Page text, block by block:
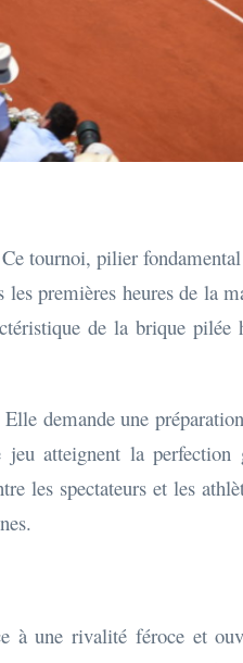
tournoi, pilier
premières heures de la
de la brique pilée
demande une
atteignent la perfection
les spectateurs et les
à une rivalité féroce et